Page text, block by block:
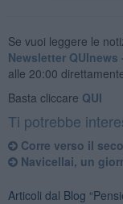
Se vuoi leggere le
Newsletter QUInews
alle 20:00
Basta cliccare QUI
Ti potrebbe
​Corre verso il
Navicellai, un
Articoli dal Blog